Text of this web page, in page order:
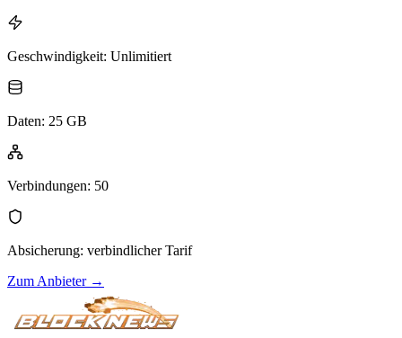
Geschwindigkeit: Unlimitiert
Daten: 25 GB
Verbindungen: 50
Absicherung: verbindlicher Tarif
Zum Anbieter→